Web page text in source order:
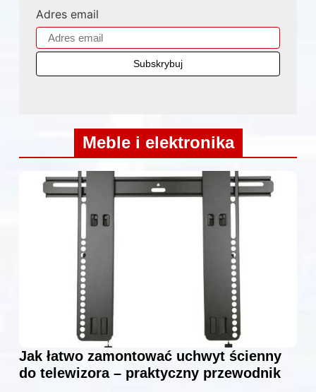
Adres email
Meble i elektronika
Jak łatwo zamontować uchwyt ścienny
do telewizora – praktyczny przewodnik